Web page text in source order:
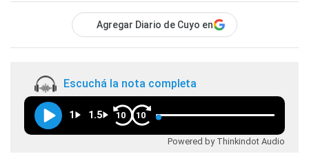
Agregar Diario de Cuyo en
Escuchá la nota completa
1 1.5 10 10
Powered by Thinkindot Audio